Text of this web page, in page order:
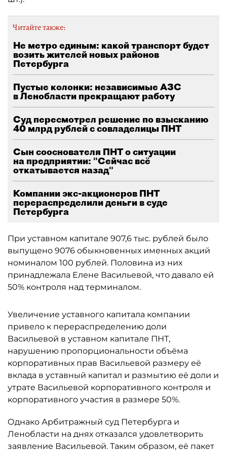
Читайте также:
Не метро единым: какой транспорт будет
возить жителей новых районов
Петербурга
Пустые колонки: независимые АЗС
в Ленобласти прекращают работу
Суд пересмотрел решение по взысканию
40 млрд рублей с совладелицы ПНТ
Сын сооснователя ПНТ о ситуации
на предприятии: "Сейчас всё
откатывается назад"
Компании экс-акционеров ПНТ
перераспределили деньги в суде
Петербурга
При уставном капитале 907,6 тыс. рублей было
выпущено 9076 обыкновенных именных акций
номиналом 100 рублей. Половина из них
принадлежала Елене Васильевой, что давало ей
50% контроля над терминалом.
Увеличение уставного капитала компании
привело к перераспределению доли
Васильевой в уставном капитале ПНТ,
нарушению пропорциональности объёма
корпоративных прав Васильевой размеру её
вклада в уставный капитал и размытию её доли и
утрате Васильевой корпоративного контроля и
корпоративного участия в размере 50%.
Однако Арбитражный суд Петербурга и
Ленобласти на днях отказался удовлетворить
заявление Васильевой. Таким образом, её пакет